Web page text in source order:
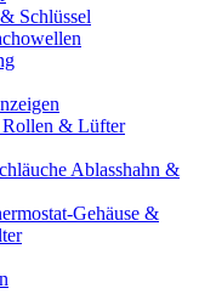
Schlüssel
Rollen & Lüfter
Ablasshahn &
Gehäuse &